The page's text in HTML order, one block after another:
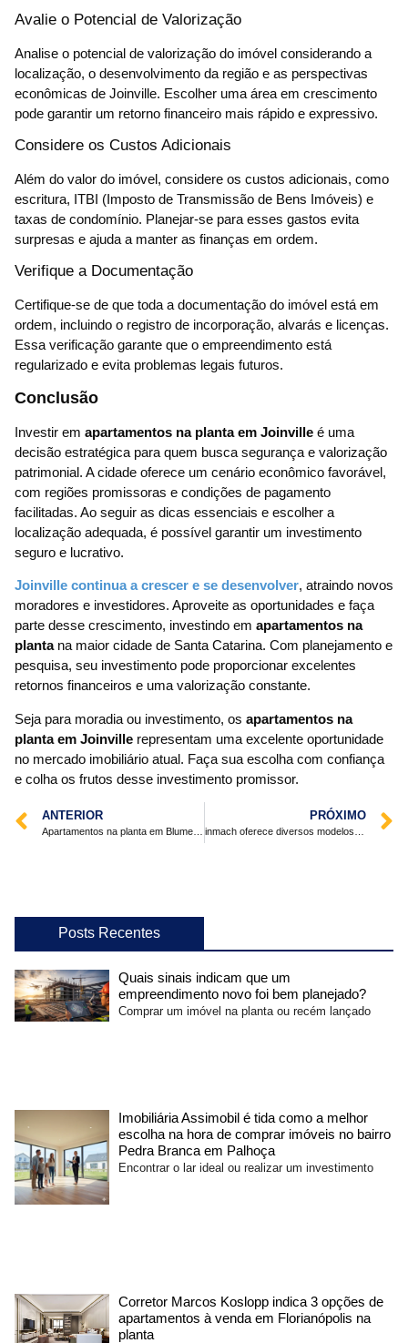
Avalie o Potencial de Valorização
Analise o potencial de valorização do imóvel considerando a
localização, o desenvolvimento da região e as perspectivas
econômicas de Joinville. Escolher uma área em crescimento
pode garantir um retorno financeiro mais rápido e expressivo.
Considere os Custos Adicionais
Além do valor do imóvel, considere os custos adicionais, como
escritura, ITBI (Imposto de Transmissão de Bens Imóveis) e
taxas de condomínio. Planejar-se para esses gastos evita
surpresas e ajuda a manter as finanças em ordem.
Verifique a Documentação
Certifique-se de que toda a documentação do imóvel está em
ordem, incluindo o registro de incorporação, alvarás e licenças.
Essa verificação garante que o empreendimento está
regularizado e evita problemas legais futuros.
Conclusão
Investir em apartamentos na planta em Joinville é uma
decisão estratégica para quem busca segurança e valorização
patrimonial. A cidade oferece um cenário econômico favorável,
com regiões promissoras e condições de pagamento
facilitadas. Ao seguir as dicas essenciais e escolher a
localização adequada, é possível garantir um investimento
seguro e lucrativo.
Joinville continua a crescer e se desenvolver, atraindo novos
moradores e investidores. Aproveite as oportunidades e faça
parte desse crescimento, investindo em apartamentos na
plantana maior cidade de Santa Catarina. Com planejamento e
pesquisa, seu investimento pode proporcionar excelentes
retornos financeiros e uma valorização constante.
Seja para moradia ou investimento, os apartamentos na
planta em Joinville representam uma excelente oportunidade
no mercado imobiliário atual. Faça sua escolha com confiança
e colha os frutos desse investimento promissor.
ANTERIOR PRÓXIMO
Posts Recentes
Quais sinais indicam que um
empreendimento novo foi bem planejado?
Comprar um imóvel na planta ou recém lançado
Imobiliária Assimobil é tida como a melhor
escolha na hora de comprar imóveis no bairro
Pedra Branca em Palhoça
Encontrar o lar ideal ou realizar um investimento
Corretor Marcos Koslopp indica 3 opções de
apartamentos à venda em Florianópolis na
planta